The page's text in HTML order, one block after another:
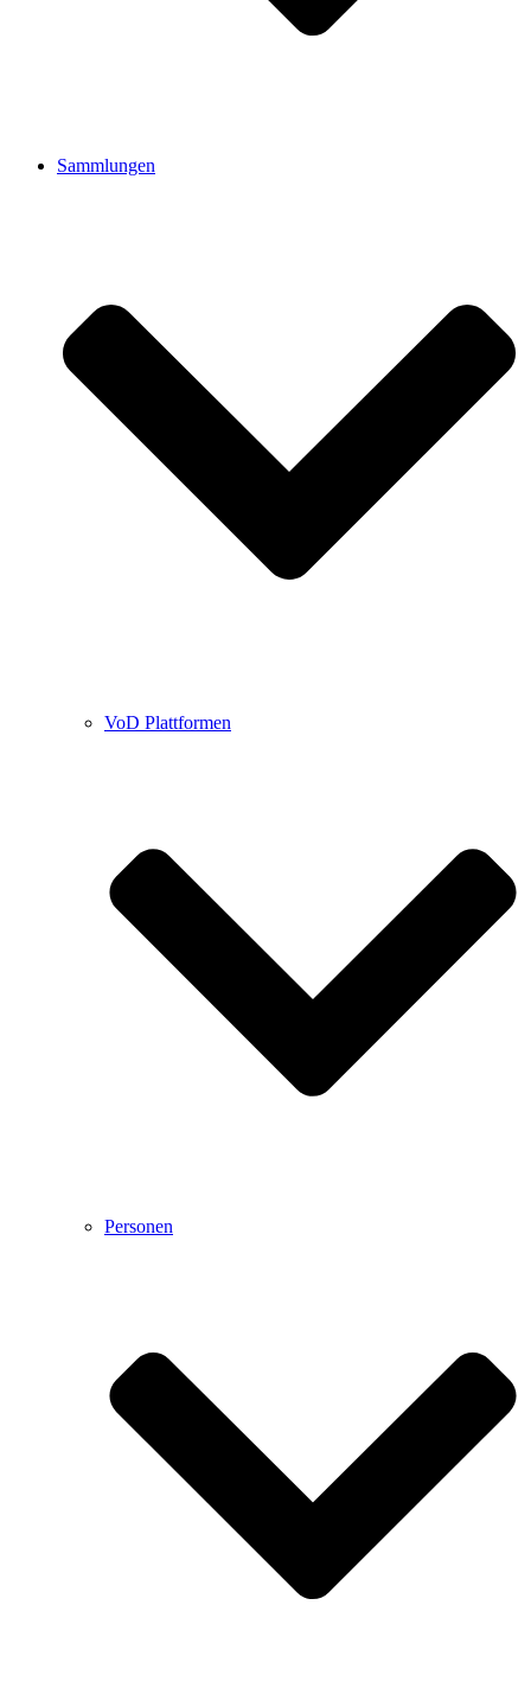
Sammlungen
VoD Plattformen
Personen